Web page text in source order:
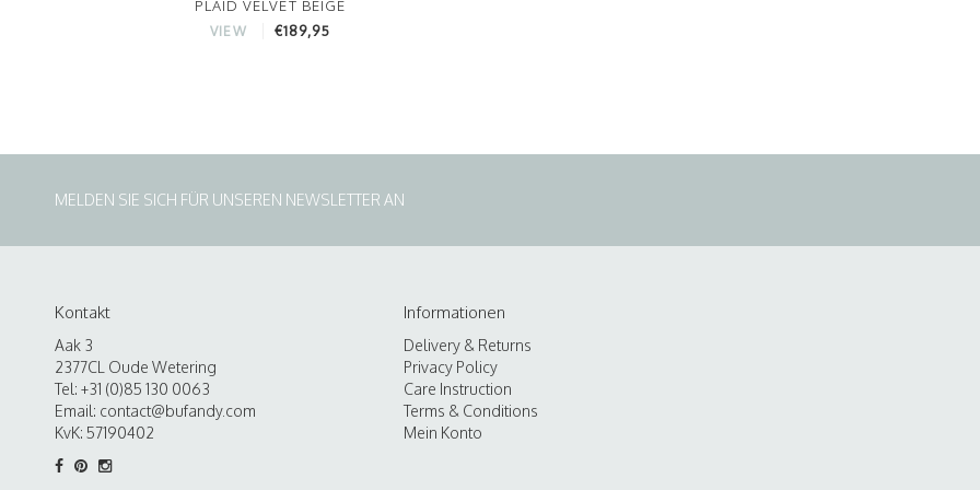
PLAID VELVET BEIGE
VIEW €189,95
MELDEN SIE SICH FÜR UNSEREN NEWSLETTER AN
Kontakt
Aak 3
2377CL Oude Wetering
Tel: +31 (0)85 130 0063
Email: contact@bufandy.com
KvK: 57190402
Informationen
Delivery & Returns
Privacy Policy
Care Instruction
Terms & Conditions
Mein Konto